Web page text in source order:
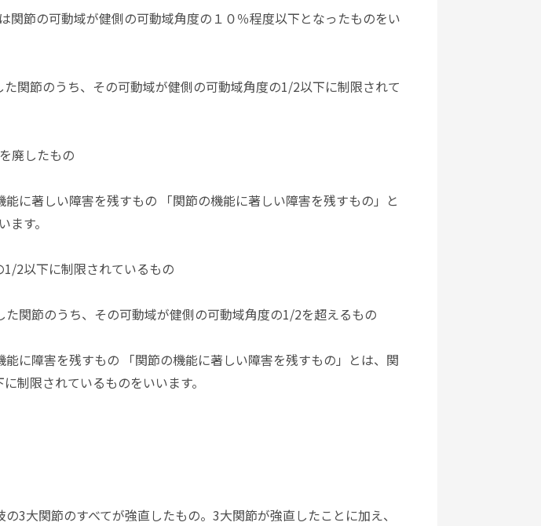
関節の可動域が健側の可動域角度の１０％程度以下となったものをい
関節のうち、その可動域が健側の可動域角度の1/2以下に制限されて
廃したもの
に著しい障害を残すもの 「関節の機能に著しい障害を残すもの」と
す。
2以下に制限されているもの
関節のうち、その可動域が健側の可動域角度の1/2を超えるもの
に障害を残すもの 「関節の機能に著しい障害を残すもの」とは、関
制限されているものをいいます。
3大関節のすべてが強直したもの。3大関節が強直したことに加え、